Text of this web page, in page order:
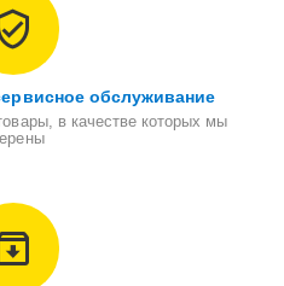
обслуживание
в качестве которых мы